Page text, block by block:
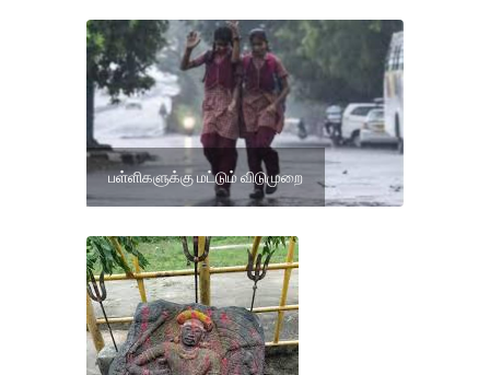
பள்ளிகளுக்கு மட்டும் விடுமுறை